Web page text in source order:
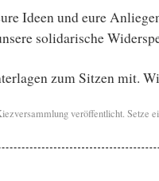
Ideen und eure
solidarische
zum Sitzen mit.
veröffentlicht. Setze